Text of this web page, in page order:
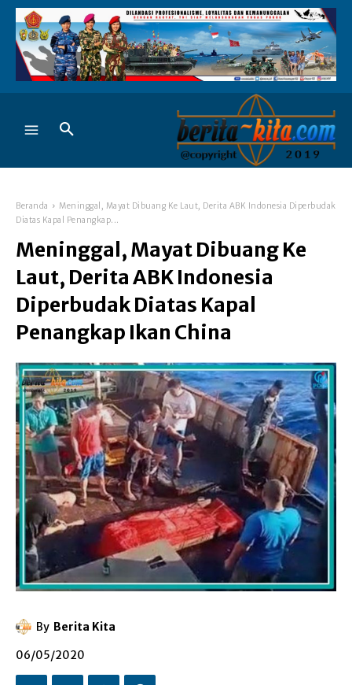
Beranda
Meninggal, Mayat Dibuang Ke Laut, Derita ABK Indonesia Diperbudak
Diatas Kapal Penangkap...
Meninggal, Mayat Dibuang Ke
Laut, Derita ABK Indonesia
Diperbudak Diatas Kapal
Penangkap Ikan China
By Berita Kita
06/05/2020